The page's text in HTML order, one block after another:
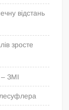
відстань
зросте
ЗМІ